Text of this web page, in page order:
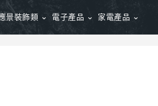
景裝飾類 電子產品 家電產品